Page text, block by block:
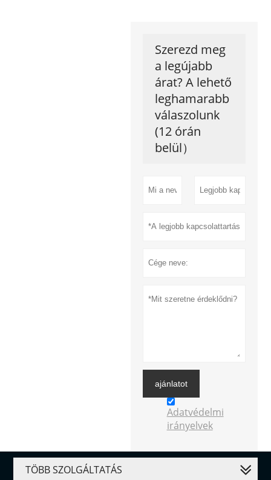
Szerezd meg
a legújabb
árat? A lehető
leghamarabb
válaszolunk
(12 órán
belül）
ajánlatot
Adatvédelmi
irányelvek
TÖBB SZOLGÁLTATÁS